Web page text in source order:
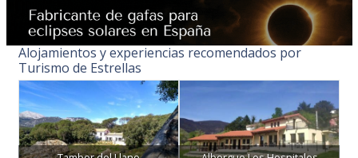
Alojamientos y experiencias recomendados por
Turismo de Estrellas